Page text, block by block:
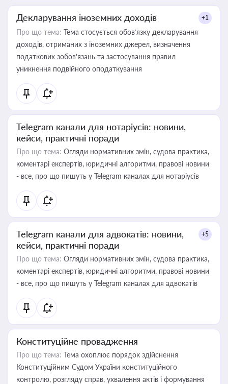
Декларування іноземних доходів +1
Про що тема: Тема стосується обов’язку декларування
доходів, отриманих з іноземних джерел, визначення
податкових зобов’язань та застосування правил
уникнення подвійного оподаткування
Telegram канали для нотаріусів: новини,
кейси, практичні поради
Про що тема: Огляди нормативних змін, судова практика,
коментарі експертів, юридичні алгоритми, правові новини
- все, про що пишуть у Telegram каналах для нотаріусів
Telegram канали для адвокатів: новини,
кейси, практичні поради
+5
Про що тема: Огляди нормативних змін, судова практика,
коментарі експертів, юридичні алгоритми, правові новини
- все, про що пишуть у Telegram каналах для адвокатів
Конституційне провадження
Про що тема: Тема охоплює порядок здійснення
Конституційним Судом України конституційного
контролю, розгляду справ, ухвалення актів і формування